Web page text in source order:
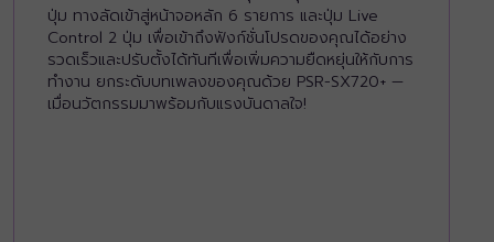
ปุ่ม ทางลัดเข้าสู่หน้าจอหลัก 6 รายการ และปุ่ม Live
Control 2 ปุ่ม เพื่อเข้าถึงฟังก์ชั่นโปรดของคุณได้อย่าง
รวดเร็วและปรับตั้งได้ทันทีเพื่อเพิ่มความยืดหยุ่นให้กับการ
ทำงาน ยกระดับบทเพลงของคุณด้วย PSR-SX720+ —
เมื่อนวัตกรรมมาพร้อมกับแรงบันดาลใจ!